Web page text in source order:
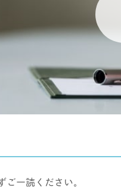
一読ください。